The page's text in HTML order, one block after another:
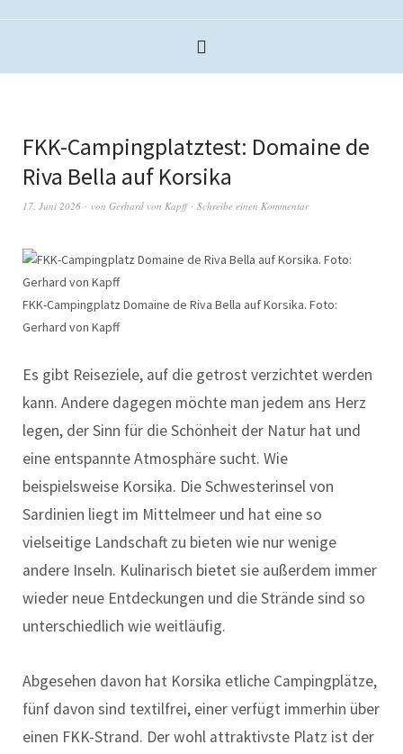
FKK-Campingplatztest: Domaine de
Riva Bella auf Korsika
17. Juni 2026 von Gerhard von Kapff Schreibe einen Kommentar
FKK-Campingplatz Domaine de Riva Bella auf Korsika. Foto:
Gerhard von Kapff
Es gibt Reiseziele, auf die getrost verzichtet werden
kann. Andere dagegen möchte man jedem ans Herz
legen, der Sinn für die Schönheit der Natur hat und
eine entspannte Atmosphäre sucht. Wie
beispielsweise Korsika. Die Schwesterinsel von
Sardinien liegt im Mittelmeer und hat eine so
vielseitige Landschaft zu bieten wie nur wenige
andere Inseln. Kulinarisch bietet sie außerdem immer
wieder neue Entdeckungen und die Strände sind so
unterschiedlich wie weitläufig.
Abgesehen davon hat Korsika etliche Campingplätze,
fünf davon sind textilfrei, einer verfügt immerhin über
einen FKK-Strand. Der wohl attraktivste Platz ist der